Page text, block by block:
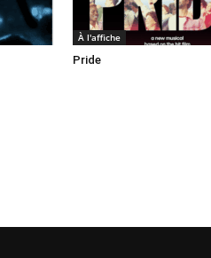
À l'affiche
Pride